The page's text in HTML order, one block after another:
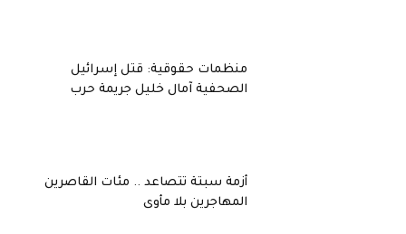
منظمات حقوقية: قتل إسرائيل
الصحفية آمال خليل جريمة حرب
أزمة سبتة تتصاعد .. مئات القاصرين
المهاجرين بلا مأوى